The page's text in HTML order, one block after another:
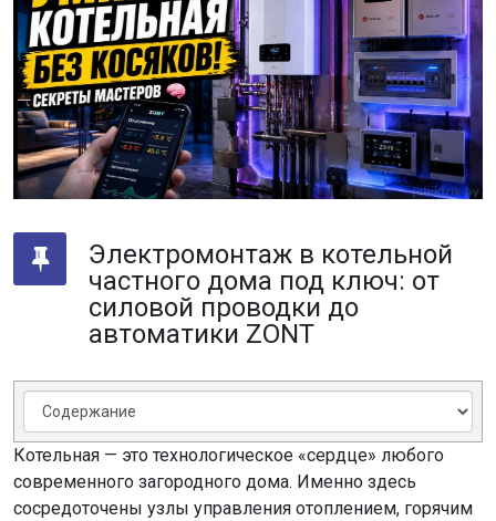
Электромонтаж в котельной
частного дома под ключ: от
силовой проводки до
автоматики ZONT
Котельная — это технологическое «сердце» любого
современного загородного дома. Именно здесь
сосредоточены узлы управления отоплением, горячим